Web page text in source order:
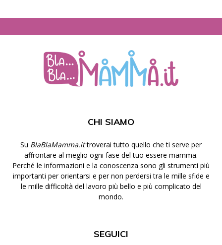
CHI SIAMO
Su BlaBlaMamma.ittroverai tutto quello che ti serve per
affrontare al meglio ogni fase del tuo essere mamma.
Perché le informazioni e la conoscenza sono gli strumenti più
importanti per orientarsi e per non perdersi tra le mille sfide e
le mille difficoltà del lavoro più bello e più complicato del
mondo.
SEGUICI